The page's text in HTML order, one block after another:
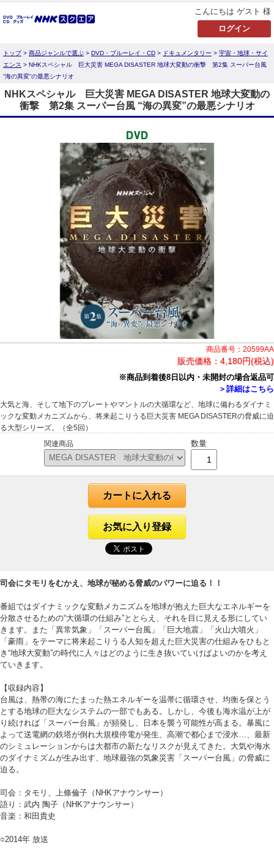
こんにちは ゲスト 様
トップ> 商品ジャンルで選ぶ > DVD・ブルーレイ・CD > ドキュメンタリー > 宇宙・地球・サイ
エンス > NHKスペシャル 巨大災害 MEGA DISASTER 地球大変動の衝撃 第2集 スーパー台風
“海の異変”の最悪シナリオ
NHKスペシャル 巨大災害 MEGA DISASTER 地球大変動の
衝撃 第2集 スーパー台風 “海の異変”の最悪シナリオ
商品番号：20599AA
販売価格： 4,180円(税込)
※商品到着後8日以内・未開封の場合返品可
＞詳細はこちら
大気と海、そして地下のプレートやマントルの大循環など、地球に備わるダイナミ
ックな変動メカニズムから、将来起こりうる巨大災害 MEGA DISASTERの脅威に迫
る大型シリーズ。（全5回）
関連商品
数量
カートに入れる
お気に入り登録
司会にタモリをむかえ、地球が秘める脅威のパワーに迫る！！
番組ではダイナミックな変動メカニズムを地球が抱えた巨大なエネルギーを
分散させるための“大循環の仕組み”ととらえ、それを目に見える形にしてい
きます。また「異常気象」「スーパー台風」「巨大地震」「火山大噴火」
「豪雨」をテーマに将来起こりうる人知を超えた巨大災害の仕組みをひもと
き“地球大変動”の時代に人々はどのように生き抜いていけばよいのかを考え
ていきます。
【収録内容】
台風は、熱帯の海にたまった熱エネルギーを温帯に循環させ、均衡を保とう
とする地球の巨大なシステムの一部でもある。しかし、今後も海水温が上が
り続ければ「スーパー台風」が頻発し、日本を襲う可能性が高まる。暴風に
よって送電網の鉄塔が倒れ大規模停電が発生、高潮で都心まで浸水…、最新
のシミュレーションからは大都市の新たなリスクが見えてきた。大気や海水
のダイナミズムが生み出す、地球最強の気象災害「スーパー台風」の脅威に
迫る。
司会：タモリ、上條倫子（NHKアナウンサー）
語り：武内 陶子（NHKアナウンサー）
音楽：和田貴史
○2014年 放送